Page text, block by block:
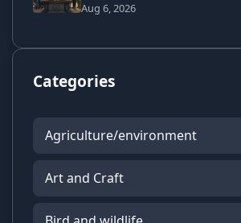
Aug 6, 2026
Categories
Agriculture/environment
Art and Craft